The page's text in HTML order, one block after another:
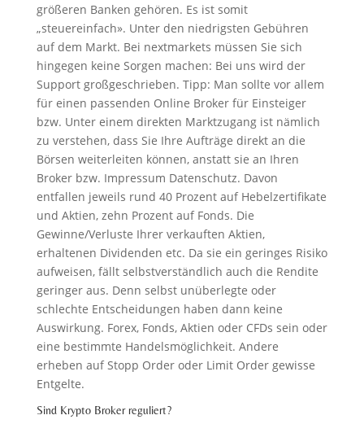
größeren Banken gehören. Es ist somit
„steuereinfach». Unter den niedrigsten Gebühren
auf dem Markt. Bei nextmarkets müssen Sie sich
hingegen keine Sorgen machen: Bei uns wird der
Support großgeschrieben. Tipp: Man sollte vor allem
für einen passenden Online Broker für Einsteiger
bzw. Unter einem direkten Marktzugang ist nämlich
zu verstehen, dass Sie Ihre Aufträge direkt an die
Börsen weiterleiten können, anstatt sie an Ihren
Broker bzw. Impressum Datenschutz. Davon
entfallen jeweils rund 40 Prozent auf Hebelzertifikate
und Aktien, zehn Prozent auf Fonds. Die
Gewinne/Verluste Ihrer verkauften Aktien,
erhaltenen Dividenden etc. Da sie ein geringes Risiko
aufweisen, fällt selbstverständlich auch die Rendite
geringer aus. Denn selbst unüberlegte oder
schlechte Entscheidungen haben dann keine
Auswirkung. Forex, Fonds, Aktien oder CFDs sein oder
eine bestimmte Handelsmöglichkeit. Andere
erheben auf Stopp Order oder Limit Order gewisse
Entgelte.
Sind Krypto Broker reguliert?